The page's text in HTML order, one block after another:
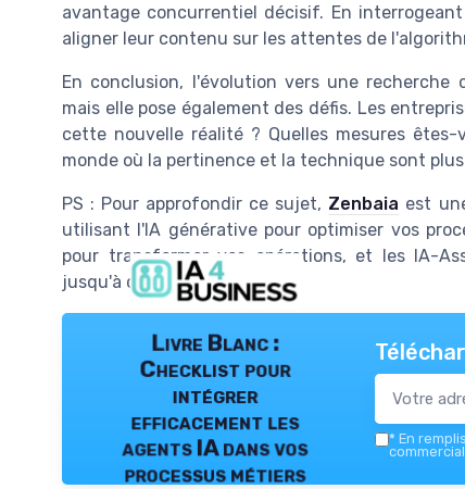
avantage concurrentiel décisif. En
aligner leur contenu sur les attentes de
En conclusion, l'évolution vers une recherche
mais elle pose également des défis. Les
cette nouvelle réalité ? Quelles mesures
monde où la pertinence et la technique sont
PS : Pour approfondir ce sujet, Zenbaia est
utilisant l'IA générative pour optimiser vos
pour transformer vos opérations, et les IA-
jusqu'à cinq fois.
Livre Blanc :
Checklist pour
intégrer
efficacement les
agents IA dans vos
processus métiers
* En